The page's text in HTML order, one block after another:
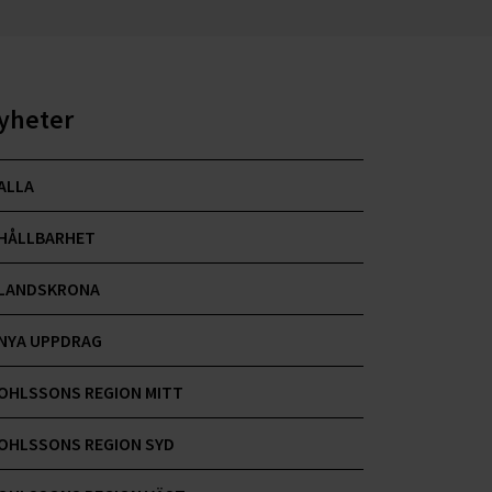
UPPDRAG
REGION MITT
REGION SYD